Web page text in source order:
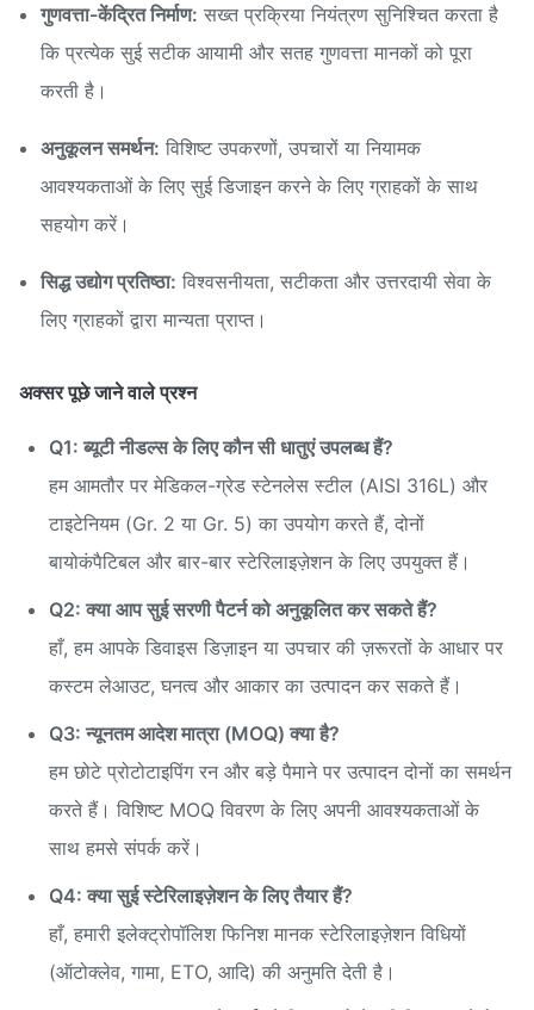
गुणवत्ता-केंद्रित निर्माण: सख्त प्रक्रिया नियंत्रण सुनिश्चित करता है
कि प्रत्येक सुई सटीक आयामी और सतह गुणवत्ता मानकों को पूरा
करती है।
अनुकूलन समर्थन: विशिष्ट उपकरणों, उपचारों या नियामक
आवश्यकताओं के लिए सुई डिजाइन करने के लिए ग्राहकों के साथ
सहयोग करें।
सिद्ध उद्योग प्रतिष्ठा: विश्वसनीयता, सटीकता और उत्तरदायी सेवा के
लिए ग्राहकों द्वारा मान्यता प्राप्त।
अक्सर पूछे जाने वाले प्रश्न
Q1: ब्यूटी नीडल्स के लिए कौन सी धातुएं उपलब्ध हैं?
हम आमतौर पर मेडिकल-ग्रेड स्टेनलेस स्टील (AISI 316L) और
टाइटेनियम (Gr. 2 या Gr. 5) का उपयोग करते हैं, दोनों
बायोकंपैटिबल और बार-बार स्टेरिलाइज़ेशन के लिए उपयुक्त हैं।
Q2: क्या आप सुई सरणी पैटर्न को अनुकूलित कर सकते हैं?
हाँ, हम आपके डिवाइस डिज़ाइन या उपचार की ज़रूरतों के आधार पर
कस्टम लेआउट, घनत्व और आकार का उत्पादन कर सकते हैं।
Q3: न्यूनतम आदेश मात्रा (MOQ) क्या है?
हम छोटे प्रोटोटाइपिंग रन और बड़े पैमाने पर उत्पादन दोनों का समर्थन
करते हैं। विशिष्ट MOQ विवरण के लिए अपनी आवश्यकताओं के
साथ हमसे संपर्क करें।
Q4: क्या सुई स्टेरिलाइज़ेशन के लिए तैयार हैं?
हाँ, हमारी इलेक्ट्रोपॉलिश फिनिश मानक स्टेरिलाइज़ेशन विधियों
(ऑटोक्लेव, गामा, ETO, आदि) की अनुमति देती है।